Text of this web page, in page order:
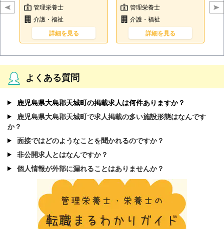
管理栄養士
介護・福祉
詳細を見る
管理栄養士
介護・福祉
詳細を見る
よくある質問
鹿児島県大島郡天城町の掲載求人は何件ありますか？
鹿児島県大島郡天城町で求人掲載の多い施設形態はなんです
か？
面接ではどのようなことを聞かれるのですか？
非公開求人とはなんですか？
個人情報が外部に漏れることはありませんか？